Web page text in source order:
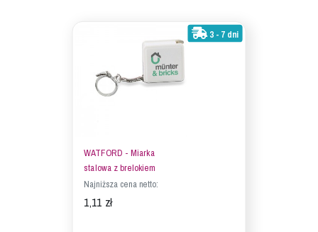
3 - 7 dni
WATFORD - Miarka
stalowa z brelokiem
Najniższa cena netto:
1,11 zł